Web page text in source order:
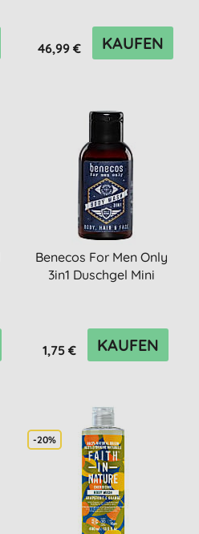
46,99 € KAUFEN
Benecos For Men Only
3in1 Duschgel Mini
1,75 € KAUFEN
-20%